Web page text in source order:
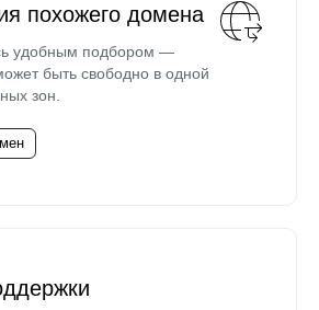
похожего домена
удобным подбором —
быть свободно в одной
зон.